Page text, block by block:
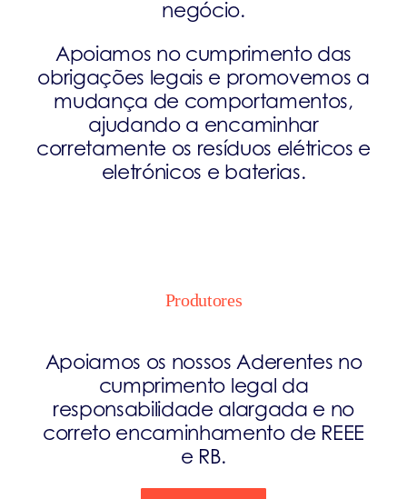
negócio.
Apoiamos no cumprimento das
obrigações legais e promovemos a
mudança de comportamentos,
ajudando a encaminhar
corretamente os resíduos elétricos e
eletrónicos e baterias.
Produtores
Apoiamos os nossos Aderentes no
cumprimento legal da
responsabilidade alargada e no
correto encaminhamento de REEE
e RB.